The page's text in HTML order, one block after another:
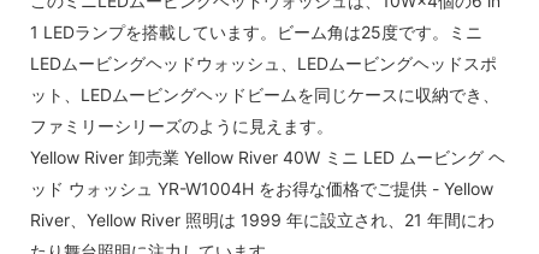
1 LEDランプを搭載しています。ビーム角は25度です。ミニ
LEDムービングヘッドウォッシュ、LEDムービングヘッドスポ
ット、LEDムービングヘッドビームを同じケースに収納でき、
ファミリーシリーズのように見えます。
Yellow River 卸売業 Yellow River 40W ミニ LED ムービング ヘ
ッド ウォッシュ YR-W1004H をお得な価格でご提供 - Yellow
River、Yellow River 照明は 1999 年に設立され、21 年間にわ